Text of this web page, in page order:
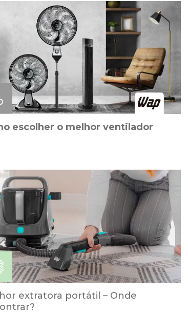
escolher o melhor ventilador
extratora portátil – Onde